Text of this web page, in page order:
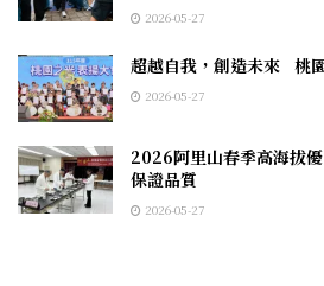
2026-05-27
超越自我，創造未來 桃
2026-05-27
2026阿里山春季高海拔
保證品質
2026-05-27